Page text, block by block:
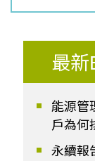
最新
能源管
戶為何
永續報